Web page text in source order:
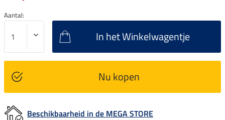
Aantal:
In het Winkelwagentje
Nu kopen
Beschikbaarheid in de MEGA STORE